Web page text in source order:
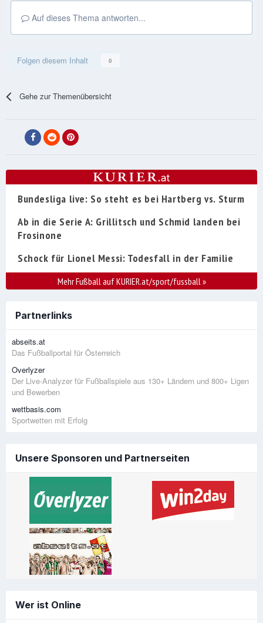
Auf dieses Thema antworten...
Folgen diesem Inhalt 0
Gehe zur Themenübersicht
Bundesliga live: So steht es bei Hartberg vs. Sturm
Ab in die Serie A: Grillitsch und Schmid landen bei
Frosinone
Schock für Lionel Messi: Todesfall in der Familie
Mehr Fußball auf KURIER.at/sport/fussball»
Partnerlinks
abseits.at
Das Fußballportal für Österreich
Overlyzer
Der Live-Analyzer für Fußballspiele aus 130+ Ländern und 800+ Ligen
und Bewerben
wettbasis.com
Sportwetten mit Erfolg
Unsere Sponsoren und Partnerseiten
Wer ist Online